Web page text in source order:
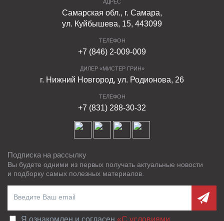
АДРЕС
Самарская обл., г. Самара,
ул. Куйбышева, 15, 443099
ТЕЛЕФОН
+7 (846) 2-009-009
ДИЛЕР «МИСТЕР ГРИН»
г. Нижний Новгород, ул. Родионова, 26
ТЕЛЕФОН
+7 (831) 288-30-32
Подписка на рассылку
Вы будете одними из первых получать актуальные новости
и подборку самых полезных материалов.
Я ознакомлен и согласен «C условиями